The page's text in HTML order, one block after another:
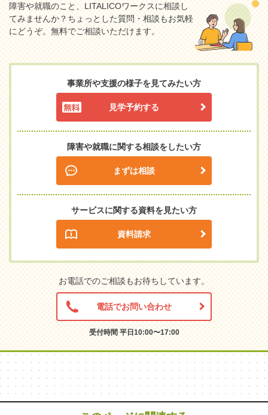
障害や就職のこと、LITALICOワークスに相談し
てみませんか？ちょっとした質問・相談もお気軽
にどうぞ。無料でご相談いただけます。
事業所や支援の様子を見てみたい方
見学予約する
障害や就職に関する相談をしたい方
まずは相談
サービスに関する資料を見たい方
資料請求
お電話でのご相談もお待ちしています。
電話でお問い合わせ
受付時間 平日10:00〜17:00